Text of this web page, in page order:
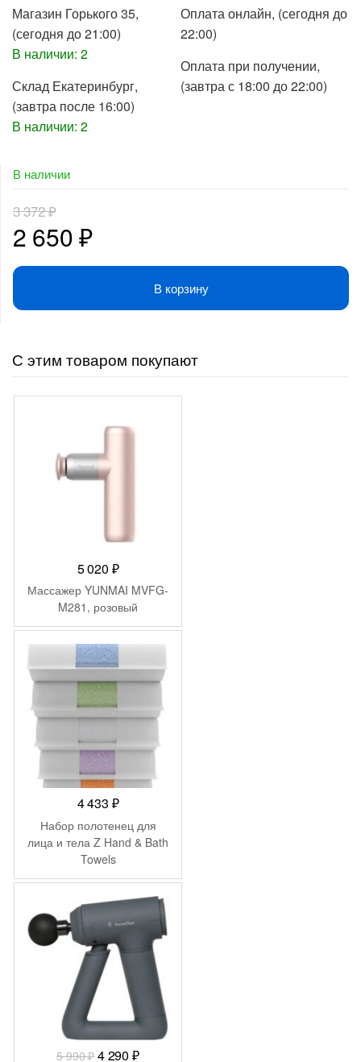
Магазин Горького 35,
(сегодня до 21:00)
В наличии: 2
Склад Екатеринбург,
(завтра после 16:00)
В наличии: 2
Оплата онлайн, (сегодня до
22:00)
Оплата при получении,
(завтра с 18:00 до 22:00)
В наличии
3 372₽
Первоначальная
цена
составляла
3
372 ₽.
2 650₽Текущая
цена:
2
650 ₽.
В корзину
С этим товаром покупают
5 020 ₽
Массажер YUNMAI MVFG-
M281, розовый
4 433 ₽
Набор полотенец для
лица и тела Z Hand & Bath
Towels
-1 700 ₽
5 990₽ Первоначальная
4 290 ₽Текущая